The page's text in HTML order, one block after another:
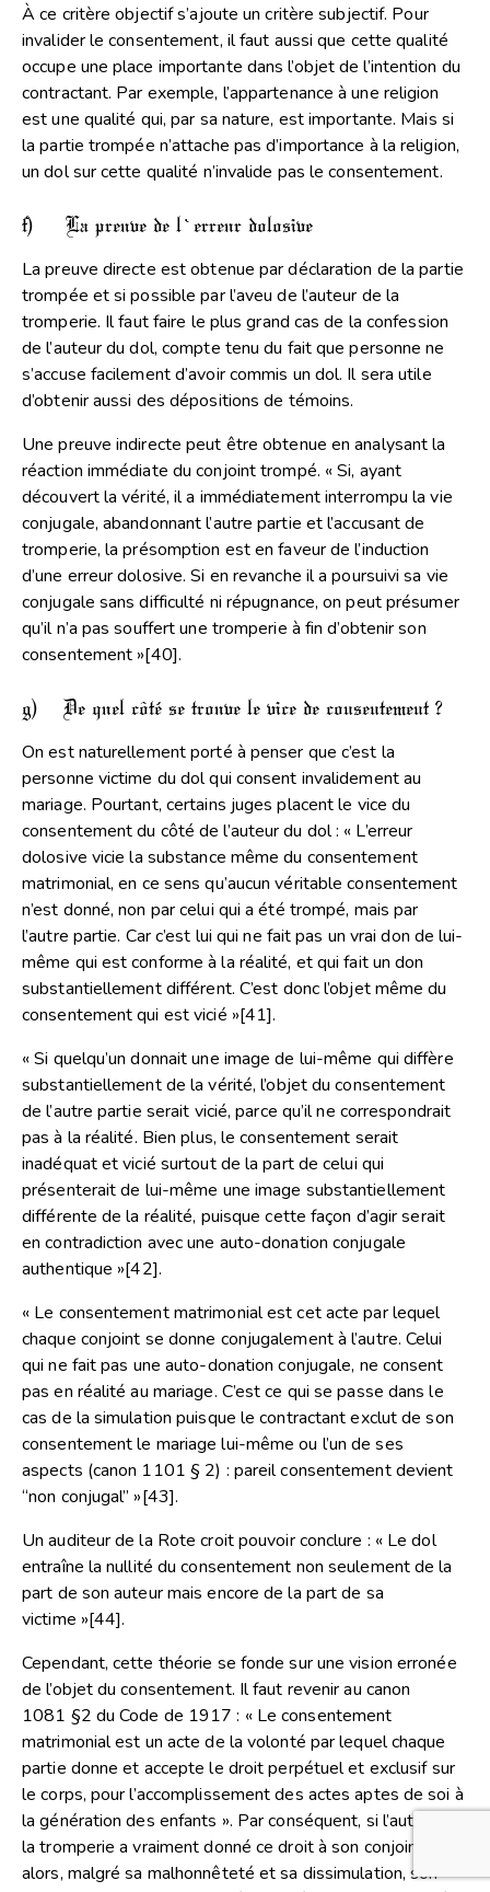
À ce critère objectif s’ajoute un critère subjectif. Pour
invalider le consentement, il faut aussi que cette qualité
occupe une place importante dans l’objet de l’intention du
contractant. Par exemple, l’appartenance à une religion
est une qualité qui, par sa nature, est importante. Mais si
la partie trompée n’attache pas d’importance à la religion,
un dol sur cette qualité n’invalide pas le consentement.
f) La preuve de l’erreur dolosive
La preuve directe est obtenue par déclaration de la partie
trompée et si possible par l’aveu de l’auteur de la
tromperie. Il faut faire le plus grand cas de la confession
de l’auteur du dol, compte tenu du fait que personne ne
s’accuse facilement d’avoir commis un dol. Il sera utile
d’obtenir aussi des dépositions de témoins.
Une preuve indirecte peut être obtenue en analysant la
réaction immédiate du conjoint trompé. « Si, ayant
découvert la vérité, il a immédiatement interrompu la vie
conjugale, abandonnant l’autre partie et l’accusant de
tromperie, la présomption est en faveur de l’induction
d’une erreur dolosive. Si en revanche il a poursuivi sa vie
conjugale sans difficulté ni répugnance, on peut présumer
qu’il n’a pas souffert une tromperie à fin d’obtenir son
consentement »[40].
g) De quel côté se trouve le vice de consentement ?
On est naturellement porté à penser que c’est la
personne victime du dol qui consent invalidement au
mariage. Pourtant, certains juges placent le vice du
consentement du côté de l’auteur du dol : « L’erreur
dolosive vicie la substance même du consentement
matrimonial, en ce sens qu’aucun véritable consentement
n’est donné, non par celui qui a été trompé, mais par
l’autre partie. Car c’est lui qui ne fait pas un vrai don de lui-
même qui est conforme à la réalité, et qui fait un don
substantiellement différent. C’est donc l’objet même du
consentement qui est vicié »[41].
« Si quelqu’un donnait une image de lui-même qui diffère
substantiellement de la vérité, l’objet du consentement
de l’autre partie serait vicié, parce qu’il ne correspondrait
pas à la réalité. Bien plus, le consentement serait
inadéquat et vicié surtout de la part de celui qui
présenterait de lui-même une image substantiellement
différente de la réalité, puisque cette façon d’agir serait
en contradiction avec une auto-donation conjugale
authentique »[42].
« Le consentement matrimonial est cet acte par lequel
chaque conjoint se donne conjugalement à l’autre. Celui
qui ne fait pas une auto-donation conjugale, ne consent
pas en réalité au mariage. C’est ce qui se passe dans le
cas de la simulation puisque le contractant exclut de son
consentement le mariage lui-même ou l’un de ses
aspects (canon 1101 § 2) : pareil consentement devient
“non conjugal” »[43].
Un auditeur de la Rote croit pouvoir conclure : « Le dol
entraîne la nullité du consentement non seulement de la
part de son auteur mais encore de la part de sa
victime »[44].
Cependant, cette théorie se fonde sur une vision erronée
de l’objet du consentement. Il faut revenir au canon
1081 §2 du Code de 1917 : « Le consentement
matrimonial est un acte de la volonté par lequel chaque
partie donne et accepte le droit perpétuel et exclusif sur
le corps, pour l’accomplissement des actes aptes de soi à
la génération des enfants ». Par conséquent, si l’auteur de
la tromperie a vraiment donné ce droit à son conjoint,
alors, malgré sa malhonnêteté et sa dissimulation, son